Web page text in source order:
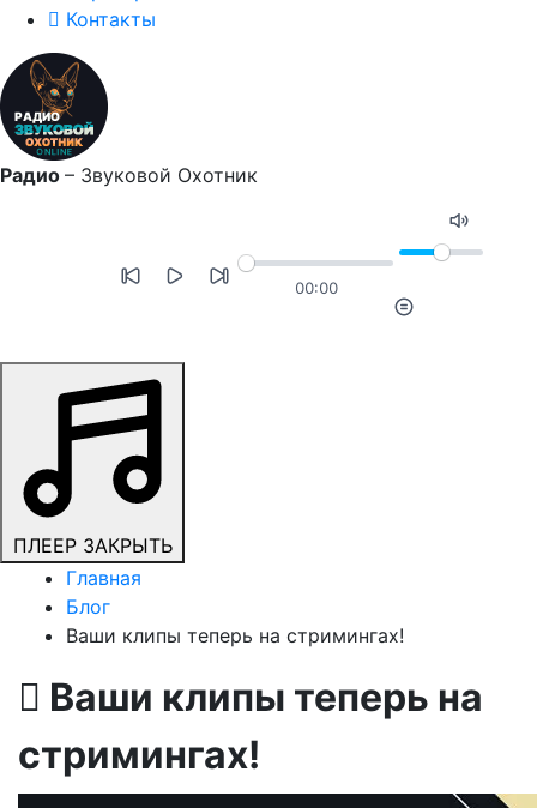
Контакты
Радио – Звуковой Охотник
00:00
ПЛЕЕР ЗАКРЫТЬ
Главная
Блог
Ваши клипы теперь на стримингах!
Ваши клипы теперь на
стримингах!